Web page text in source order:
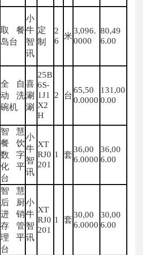
取餐
岛台
小
牛
智
讯
定
制
2
6 米
3,096.
0000
80,49
6.00
全自
动洗
碗机
喜
涮
涮
25B
6S-
1J1
X2
H
2 台
65,50
0.0000
131,00
0.00
智慧
餐饮
数字
化平
台
小
牛
智
讯
XT
RJ0
201
1 套
36,00
6.0000
36,00
6.00
智慧
后厨
进销
存管
理平
台
小
牛
智
讯
XT
RJ0
201
1 套
30,00
6.0000
30,00
6.00